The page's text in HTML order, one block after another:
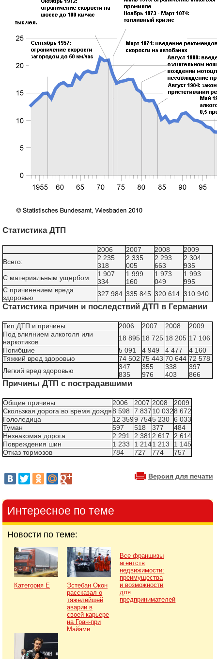
Статистика ДТП
2006 2007 2008
2009
Всего:
2 235
318
2 335
005
2 293
663
2 304
935
С материальным ущербом
1 907
334
1 999
160
1 973
049
1 993
995
С причинением вреда
здоровью
327 984 335 845 320 614 310 940
Статистика причин и последствий ДТП в Германии
Тип ДТП и причины 2006 2007 2008
2009
Под влиянием алкоголя или
наркотиков
18 895 18 725 18 205 17 106
Погибшие
5 091 4 949 4 477
4 160
Тяжкий вред здоровью
74 502 75 443 70 644 72 578
Легкий вред здоровью
347
835
355
976
338
403
397
866
Причины ДТП с пострадавшими
Общие причины 2006 2007 2008
2009
Скользкая дорога во время дождя8 598 7 83710 0328 672
Гололедица
12 3599 7545 230 6 033
Туман
597 518 377
484
Незнакомая дорога
2 291 2 381 2 617
2 614
Повреждения шин
1 233 1 2141 213
1 145
Отказ тормозов
784 727 774 757
Версия для печати
Интересное по теме
Новости по теме:
Категория Е
Эстебан Окон
рассказал о
тяжелейшей
аварии в
своей карьере
на Гран-при
Майами
Все франшизы
агентств
недвижимости:
преимущества
и возможности
для
предпринимателей